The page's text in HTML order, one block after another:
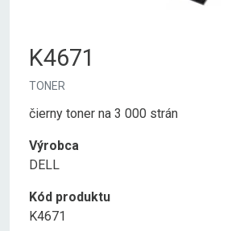
K4671
TONER
čierny toner na 3 000 strán
Výrobca
DELL
Kód produktu
K4671